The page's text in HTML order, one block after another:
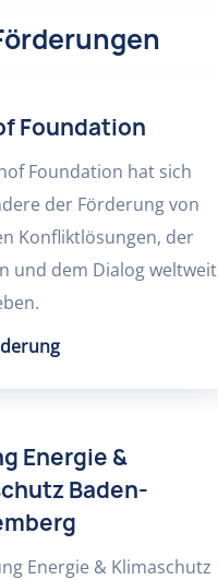
Foundation
Foundation hat sich
der Förderung von
Konfliktlösungen, der
und dem Dialog weltweit
Energie &
Baden-
Energie & Klimaschutz